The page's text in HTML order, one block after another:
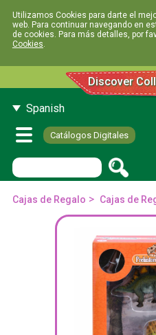
Utilizamos Cookies para darte el
web. Para continuar navegando en
de cookies. Para más detalles, por
Cookies.
Discover
Spanish
Catálogos Digitales
Cajas de Regalo > Cajas de